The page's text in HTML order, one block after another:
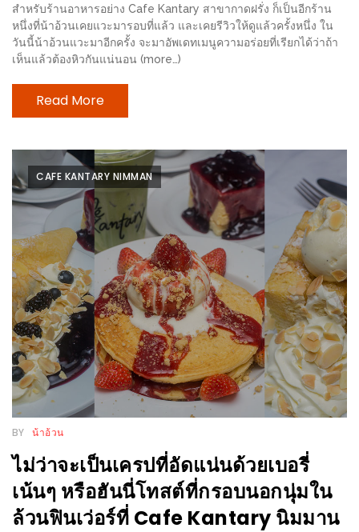
ชิ
ลล์
ชิม
HIMMA
FESTIVAL
10
ร้าน
พ่อ
ค้า
แซ่บ
แม่ค้า
สวย
ร้าน
รวย
เสน่ห์
ของ
ต้อง
ไป
ลอง
สำหรับร้านอาหารอย่าง Cafe Kantary สาขากาดฝรั่ง ก็เป็นอีกร้าน
หนึ่งที่น้าอ้วนเคยแวะมารอบที่แล้ว และเคยรีวิวให้ดูแล้วครั้งหนึ่ง ใน
วันนี้น้าอ้วนแวะมาอีกครั้ง จะมาอัพเดทเมนูความอร่อยที่เรียกได้ว่าถ้า
เห็นแล้วต้องหิวกันแน่นอน (more…)
Read More
CAFE KANTARY NIMMAN
BY น้าอ้วน
ไม่ว่าจะเป็นเครปที่อัดแน่นด้วยเบอรี่
เน้นๆ หรือฮันนี่โทสต์ที่กรอบนอกนุ่มใน
ล้วนฟินเว่อร์ที่ Cafe Kantary นิมมาน